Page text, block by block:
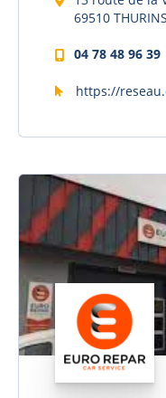
69510 THURINS
04 78 48 96 39
https://